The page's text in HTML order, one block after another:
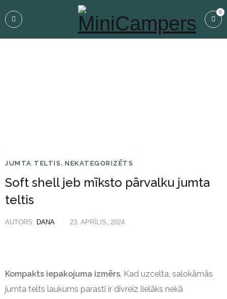
0
JUMTA TELTIS , NEKATEGORIZĒTS
Soft shell jeb mīksto pārvalku jumta
teltis
AUTORS: DANA 23. APRĪLIS, 2024.
Kompakts iepakojuma izmērs. Kad uzcelta, salokāmās
jumta telts laukums parasti ir divreiz lielāks nekā